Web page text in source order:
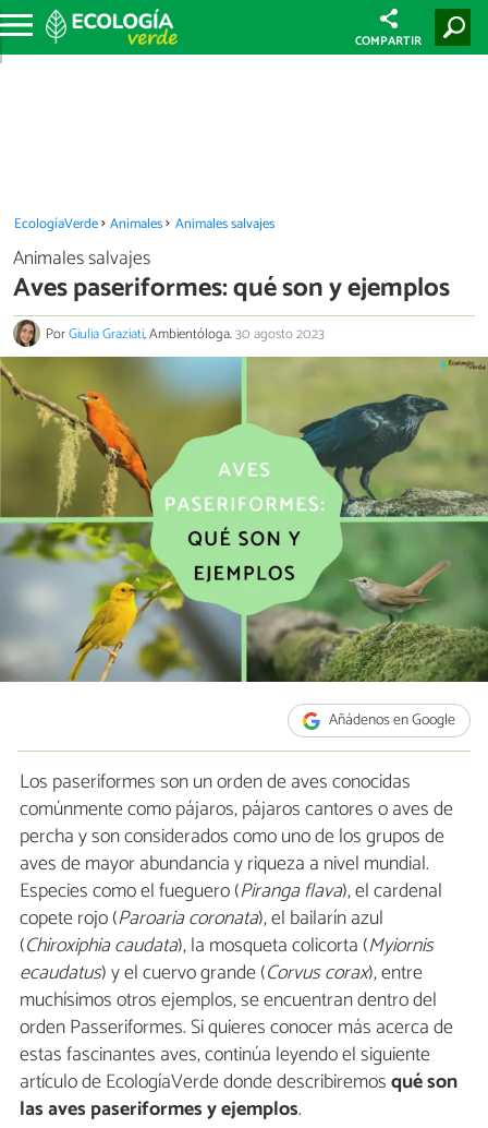
COMPARTIR
EcologíaVerde Animales Animales salvajes
Animales salvajes
Aves paseriformes: qué son y ejemplos
PorGiulia Graziati, Ambientóloga.30 agosto 2023
Añádenos en Google
Los paseriformes son un orden de aves conocidas
comúnmente como pájaros, pájaros cantores o aves de
percha y son considerados como uno de los grupos de
aves de mayor abundancia y riqueza a nivel mundial.
Especies como el fueguero (Piranga flava), el cardenal
copete rojo (Paroaria coronata), el bailarín azul
(Chiroxiphia caudata), la mosqueta colicorta (Myiornis
ecaudatus) y el cuervo grande (Corvus corax), entre
muchísimos otros ejemplos, se encuentran dentro del
orden Passeriformes. Si quieres conocer más acerca de
estas fascinantes aves, continúa leyendo el siguiente
artículo de EcologíaVerde donde describiremosqué son
las aves paseriformes y ejemplos.